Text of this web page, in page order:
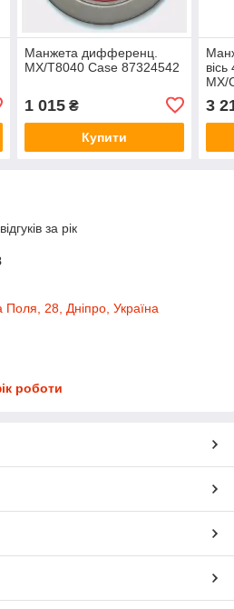
Манжета дифференц.
MX/T8040 Case 87324542
1 015₴
Купити
MX/
3
за рік
Поля, 28, Дніпро, Україна
роботи